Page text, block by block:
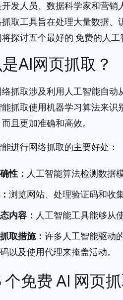
开发人员、数据科学家和营
取工具旨在处理大量数据
探讨五个最好的 免费的人
是AI网页抓取？
络抓取涉及利用人工智能自
能抓取使用机器学习算法来
且更加准确和高效。
进行网络抓取的主要好处：
性： 人工智能算法检测数据
浏览网站、处理验证码和收
内容： 人工智能工具能够从
取措施： 许多人工智能驱动
以及使用代理来掩盖活动。
个免费 AI 网页